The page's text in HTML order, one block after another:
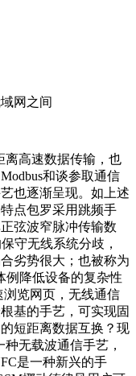
网之间
高速数据传输，也
和谈参取通信
也逐渐呈现。如上述
点包罗采用跳频手
弦波窄脉冲传输数
守无线系统分歧，
劣势很大；也被称为
例降低设备的复杂性
览网页，无线通信
基的手艺，可实现固
短距离数据互换？现
无载波通信手艺，
是一种新兴的手